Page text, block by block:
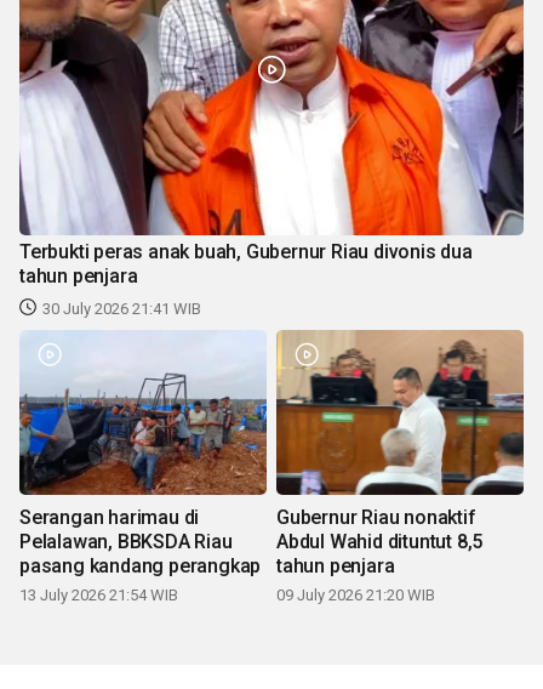
Terbukti peras anak buah, Gubernur Riau divonis dua
tahun penjara
30 July 2026 21:41 WIB
Serangan harimau di
Pelalawan, BBKSDA Riau
pasang kandang perangkap
13 July 2026 21:54 WIB
Gubernur Riau nonaktif
Abdul Wahid dituntut 8,5
tahun penjara
09 July 2026 21:20 WIB